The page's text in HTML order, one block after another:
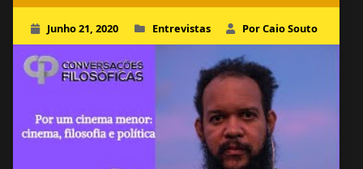
Junho 21, 2020 Entrevistas Por Caio Souto